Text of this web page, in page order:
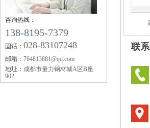
【企业资讯】成都钢轨：机械行业10月挖掘机
销量同比增11.5%
【企业资讯】四川钢轨：2019年10月全国钢厂
生产成本调研报告
【企业资讯】今年秋冬大气污染攻坚较去年有
何调整？生态环境部回应
【企业资讯】工银国际：市场对美联储降息预
【企业资讯】6月18日黑色系品种价格预测
四川钢轨螺栓
咨询热线：
138-8195-7379
固话： 028-83107248
邮箱： 764813881@qq.com
地址： 成都市量力钢材城A区B座
902
联